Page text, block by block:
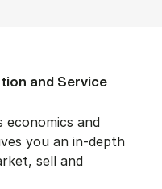
and Ser­vice
economics and
you an in-depth
sell and